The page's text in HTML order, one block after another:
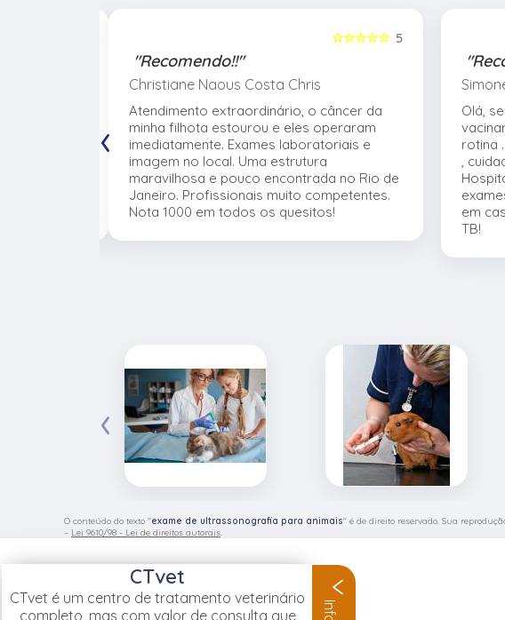
5
☆☆☆☆☆
"Recomendo!!"
Christiane Naous Costa Chris
Atendimento extraordinário, o câncer da
minha filhota estourou e eles operaram
imediatamente. Exames laboratoriais e
imagem no local. Uma estrutura
maravilhosa e pouco encontrada no Rio de
Janeiro. Profissionais muito competentes.
Nota 1000 em todos os quesitos!
Olá,
rotina
,
em
TB!
‹
‹
O conteúdo do texto "exame de ultrassonografia para animais" é de direito reservado. Sua
– Lei 9610/98 - Lei de direitos autorais.
CTvet
CTvet é um centro de tratamento veterinário
completo, mas com valor de consulta que